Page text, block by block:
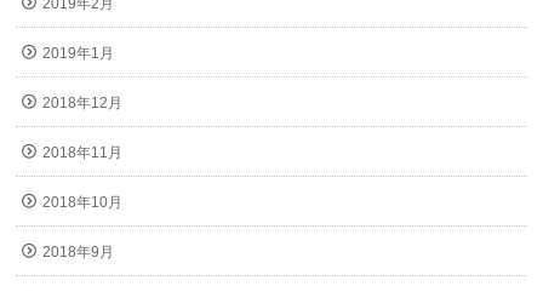
2019年2月
2019年1月
2018年12月
2018年11月
2018年10月
2018年9月